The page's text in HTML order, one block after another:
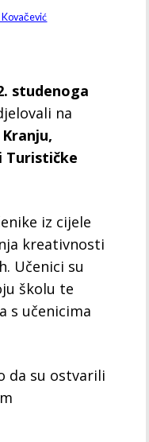
Kovačević
studenoga
na
Turističke
iz cijele
kreativnosti
Učenici su
školu te
s učenicima
da su ostvarili